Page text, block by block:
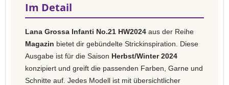
Im Detail
Lana Grossa Infanti No.21 HW2024 aus der Reihe
Magazin bietet dir gebündelte Strickinspiration. Diese
Ausgabe ist für die Saison Herbst/Winter 2024
konzipiert und greift die passenden Farben, Garne und
Schnitte auf. Jedes Modell ist mit übersichtlicher